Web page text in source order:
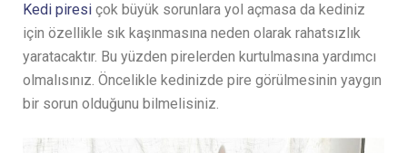
Kedi piresi çok büyük sorunlara yol açmasa da kediniz
için özellikle sık kaşınmasına neden olarak rahatsızlık
yaratacaktır. Bu yüzden pirelerden kurtulmasına yardımcı
olmalısınız. Öncelikle kedinizde pire görülmesinin yaygın
bir sorun olduğunu bilmelisiniz.